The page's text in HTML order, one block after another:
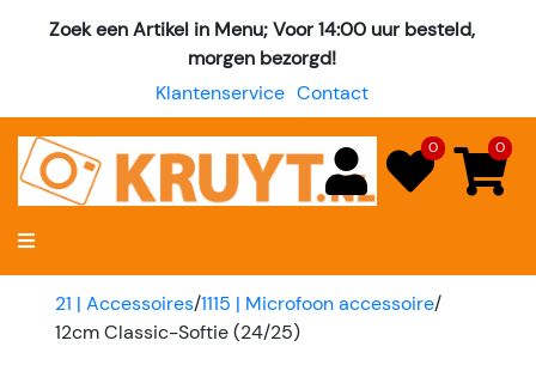
Zoek een Artikel in Menu; Voor 14:00 uur besteld,
morgen bezorgd!
Klantenservice Contact
0 0
21 | Accessoires/1115 | Microfoon accessoire/
12cm Classic-Softie (24/25)